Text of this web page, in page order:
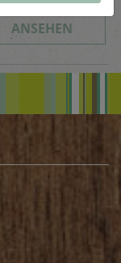
ANSEHEN